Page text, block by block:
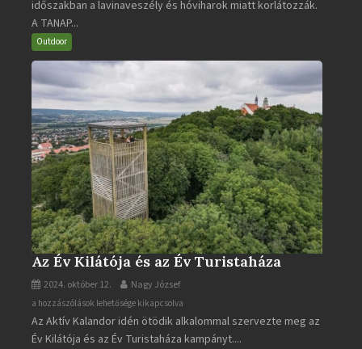
Tátra
járható
turistaútjai
időszakban a lavinaveszély és hóviharok miatt korlátozzák.
A TANAP...
Outdoor
Az Év Kilátója és az Év Turistaháza
2024. október 12. Nagy József
Az
Év
Kilátója
a hozzászólások lehetősége kikapcsolva
Az Aktív Kalandor idén ötödik alkalommal szervezte meg az
Év Kilátója és az Év Turistaháza kampányt....